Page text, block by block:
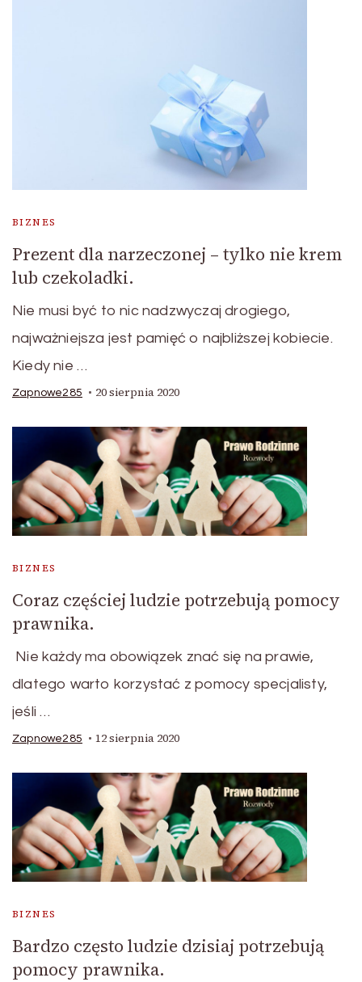
BIZNES
Prezent dla narzeczonej – tylko nie krem
lub czekoladki.
Nie musi być to nic nadzwyczaj drogiego,
najważniejsza jest pamięć o najbliższej kobiecie.
Kiedy nie …
Zapnowe285 20 sierpnia 2020
BIZNES
Coraz częściej ludzie potrzebują pomocy
prawnika.
Nie każdy ma obowiązek znać się na prawie,
dlatego warto korzystać z pomocy specjalisty,
jeśli …
Zapnowe285 12 sierpnia 2020
BIZNES
Bardzo często ludzie dzisiaj potrzebują
pomocy prawnika.